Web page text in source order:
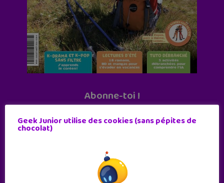
Abonne-toi !
Geek Junior utilise des cookies (sans pépites de
chocolat)